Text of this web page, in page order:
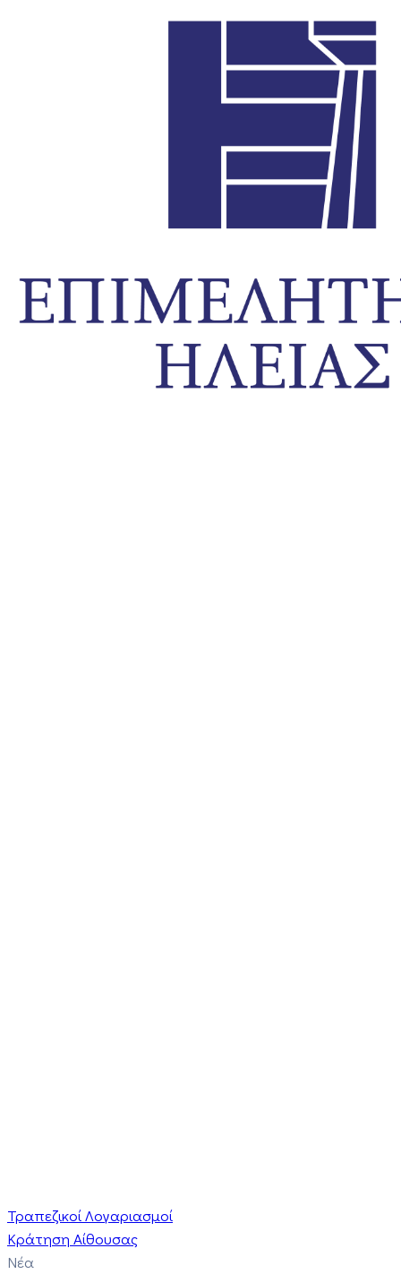
Τραπεζικοί Λογαριασμοί
Κράτηση Αίθουσας
Νέα